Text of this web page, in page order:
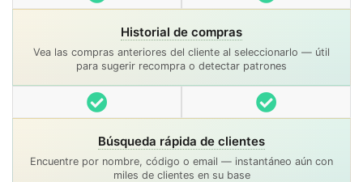
Historial de compras
Vea las compras anteriores del cliente al seleccionarlo — útil
para sugerir recompra o detectar patrones
Incluido Incluido
Búsqueda rápida de clientes
Encuentre por nombre, código o email — instantáneo aún con
miles de clientes en su base